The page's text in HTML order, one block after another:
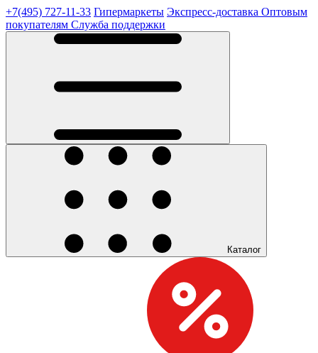
+7(495) 727-11-33 Гипермаркеты Экспресс-доставка Оптовым
покупателям Служба поддержки
Каталог